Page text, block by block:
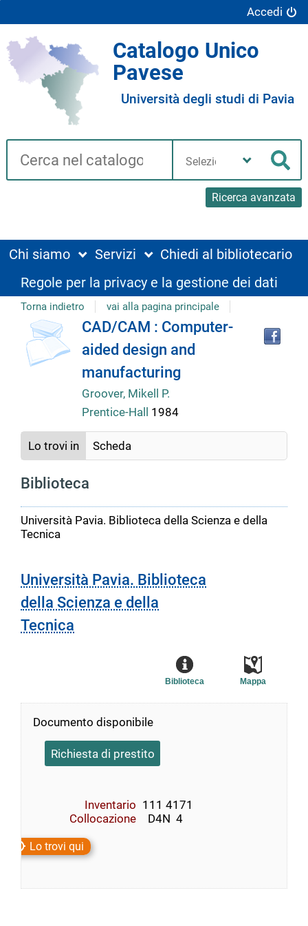
Accedi
Catalogo Unico
Pavese
Università degli studi di Pavia
Cerca su "Catalogo"
Ricerca avanzata
biblioteca
Chi siamo Servizi
Chiedi al bibliotecario
Regole per la privacy e la gestione dei dati
Torna indietro vai alla pagina principale
Dettaglio
del
documento
CAD/CAM : Computer-
aided design and
manufacturing
Groover, Mikell P.
Prentice-Hall 1984
Lo trovi in Scheda
Biblioteca
Università Pavia. Biblioteca della Scienza e della
Tecnica
Università Pavia. Biblioteca
della Scienza e della
Tecnica
Mappa
Biblioteca
Documento disponibile
Richiesta di prestito
Inventario 111 4171
Collocazione
  D4N  4
Lo trovi qui